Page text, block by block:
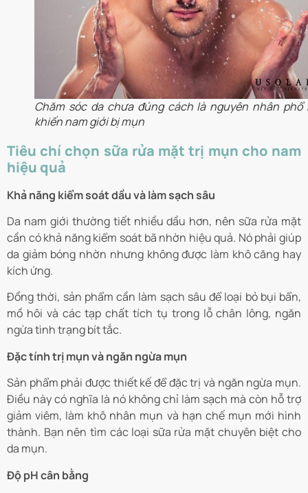
Chăm sóc da chưa đúng cách là nguyên nhân phổ
khiến nam giới bị mụn
Tiêu chí chọn sữa rửa mặt trị mụn cho nam
hiệu quả
Khả năng kiểm soát dầu và làm sạch sâu
Da nam giới thường tiết nhiều dầu hơn, nên sữa rửa mặt
cần có khả năng kiểm soát bã nhờn hiệu quả. Nó phải giúp
da giảm bóng nhờn nhưng không được làm khô căng hay
kích ứng.
Đồng thời, sản phẩm cần làm sạch sâu để loại bỏ bụi bẩn,
mồ hôi và các tạp chất tích tụ trong lỗ chân lông, ngăn
ngừa tình trạng bít tắc.
Đặc tính trị mụn và ngăn ngừa mụn
Sản phẩm phải được thiết kế để đặc trị và ngăn ngừa mụn.
Điều này có nghĩa là nó không chỉ làm sạch mà còn hỗ trợ
giảm viêm, làm khô nhân mụn và hạn chế mụn mới hình
thành. Bạn nên tìm các loại sữa rửa mặt chuyên biệt cho
da mụn.
Độ pH cân bằng